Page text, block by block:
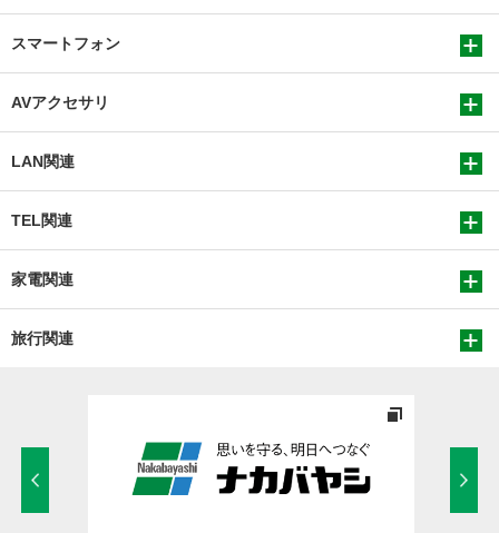
スマートフォン
AVアクセサリ
LAN関連
TEL関連
家電関連
旅行関連